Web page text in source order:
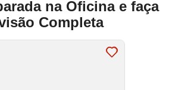
na Oficina e faça
Completa